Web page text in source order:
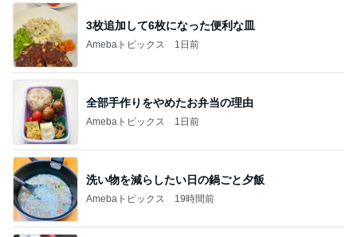
3枚追加して6枚になった便利な皿
Amebaトピックス 1日前
全部手作りをやめたお弁当の理由
Amebaトピックス 1日前
洗い物を減らしたい日の鍋ごと夕飯
Amebaトピックス 19時間前